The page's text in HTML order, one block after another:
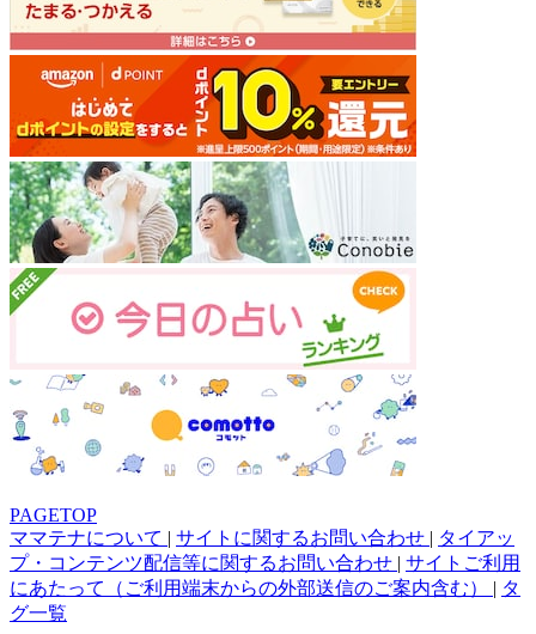
PAGETOP
ママテナについて | サイトに関するお問い合わせ | タイアッ
プ・コンテンツ配信等に関するお問い合わせ | サイトご利用
にあたって（ご利用端末からの外部送信のご案内含む） | タ
グ一覧